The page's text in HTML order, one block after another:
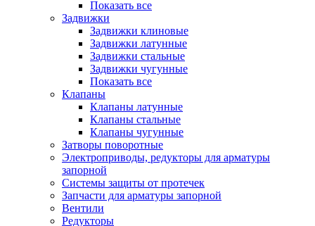
Показать все
Задвижки
Задвижки клиновые
Задвижки латунные
Задвижки стальные
Задвижки чугунные
Показать все
Клапаны
Клапаны латунные
Клапаны стальные
Клапаны чугунные
Затворы поворотные
Электроприводы, редукторы для арматуры
запорной
Системы защиты от протечек
Запчасти для арматуры запорной
Вентили
Редукторы